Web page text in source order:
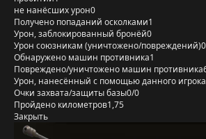
не нанёсших урон0
Получено попаданий осколками1
Урон, заблокированный бронёй0
Урон союзникам (уничтожено/повреждений)
Обнаружено машин противника1
Повреждено/уничтожено машин противника
Урон, нанесённый с помощью данного игрока
Очки захвата/защиты базы0/0
Пройдено километров1,75
Закрыть